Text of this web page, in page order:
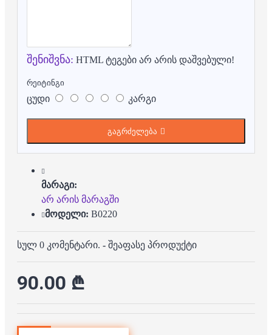
შენიშვნა: HTML ტეგები არ არის დაშვებული!
რეიტინგი
ცუდი კარგი
გაგრძელება
მარაგი:
არ არის მარაგში
მოდელი: B0220
სულ 0 კომენტარი. - შეაფასე პროდუქტი
90.00 ₾